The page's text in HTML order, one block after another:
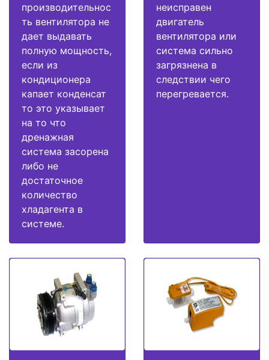
производительнос
ть вентилятора не
дает выдавать
полную мощность,
если из
кондиционера
капает конденсат
то это указывает
на то что
дренажная
система засорена
либо не
достаточное
количество
хладагента в
системе.
неисправен
двигатель
вентилятора или
система сильно
загрязнена в
следствии чего
перегревается.